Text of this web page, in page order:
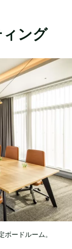
ング
ードルーム。